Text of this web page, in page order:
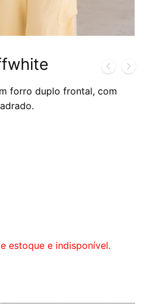
forro duplo frontal, com
estoque e indisponível.